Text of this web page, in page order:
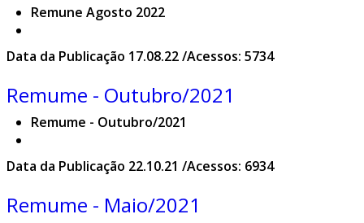
Remune Agosto 2022
Data da Publicação 17.08.22 /Acessos: 5734
Remume - Outubro/2021
Remume - Outubro/2021
Data da Publicação 22.10.21 /Acessos: 6934
Remume - Maio/2021